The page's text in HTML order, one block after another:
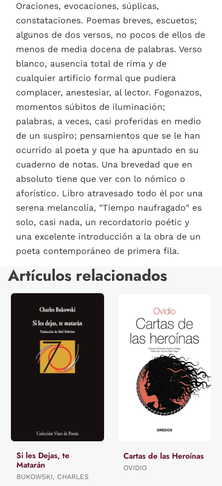
Oraciones, evocaciones, súplicas,
constataciones. Poemas breves, escuetos;
algunos de dos versos, no pocos de ellos de
menos de media docena de palabras. Verso
blanco, ausencia total de rima y de
cualquier artificio formal que pudiera
complacer, anestesiar, al lector. Fogonazos,
momentos súbitos de iluminación;
palabras, a veces, casi proferidas en medio
de un suspiro; pensamientos que se le han
ocurrido al poeta y que ha apuntado en su
cuaderno de notas. Una brevedad que en
absoluto tiene que ver con lo nómico o
aforístico. Libro atravesado todo él por una
serena melancolía, "Tiempo naufragado" es
solo, casi nada, un recordatorio poétic y
una excelente introducción a la obra de un
poeta contemporáneo de primera fila.
Artículos relacionados
Si les Dejas, te
Matarán
BUKOWSKI, CHARLES
Cartas de las Heroínas
OVIDIO